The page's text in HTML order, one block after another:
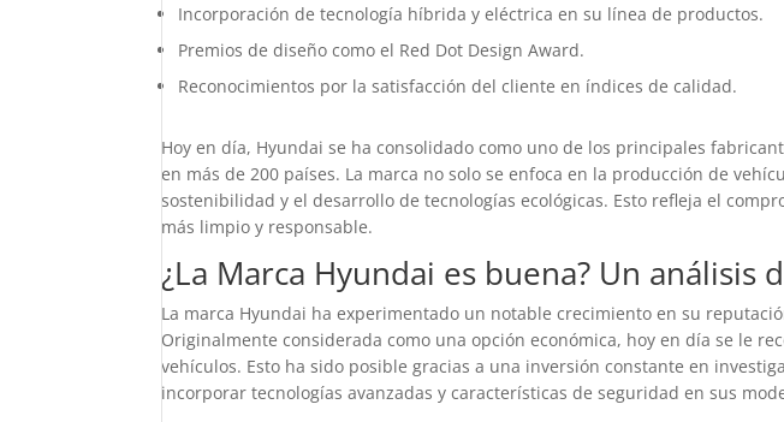
Incorporación de tecnología híbrida y eléctrica en su línea de productos.
Premios de diseño como el Red Dot Design Award.
Reconocimientos por la satisfacción del cliente en índices de calidad.
Hoy en día, Hyundai se ha consolidado como uno de los principales
en más de 200 países. La marca no solo se enfoca en la producción de
sostenibilidad y el desarrollo de tecnologías ecológicas. Esto refleja el
más limpio y responsable.
¿La Marca Hyundai es buena? Un análisis
La marca Hyundai ha experimentado un notable crecimiento en su
Originalmente considerada como una opción económica, hoy en día se le
vehículos. Esto ha sido posible gracias a una inversión constante en
incorporar tecnologías avanzadas y características de seguridad en sus